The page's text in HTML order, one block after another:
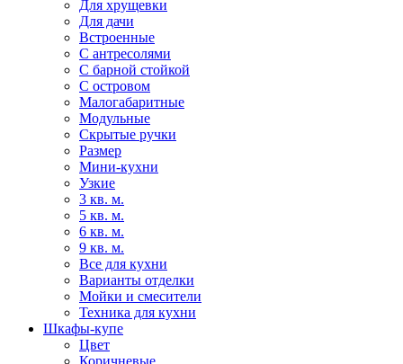
Для хрущевки
Для дачи
Встроенные
С антресолями
С барной стойкой
С островом
Малогабаритные
Модульные
Скрытые ручки
Размер
Мини-кухни
Узкие
3 кв. м.
5 кв. м.
6 кв. м.
9 кв. м.
Все для кухни
Варианты отделки
Мойки и смесители
Техника для кухни
Шкафы-купе
Цвет
Коричневые